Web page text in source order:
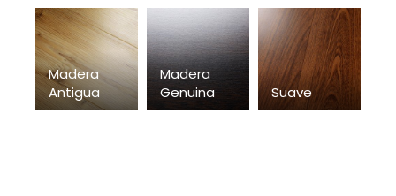
Madera
Antigua
Madera
Genuina
Suave